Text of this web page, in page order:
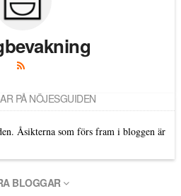
PÅ NÖJESGUIDEN
Åsikterna som förs fram i bloggen är
BLOGGAR